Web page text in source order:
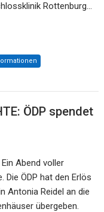
Rottenburg…
ÖDP spendet
Ein Abend voller
ÖDP hat den Erlös
Antonia Reidel an die
übergeben.